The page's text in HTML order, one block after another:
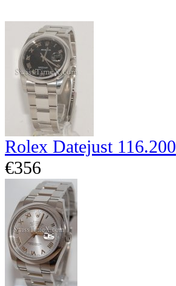
Rolex Datejust 116.200
€356